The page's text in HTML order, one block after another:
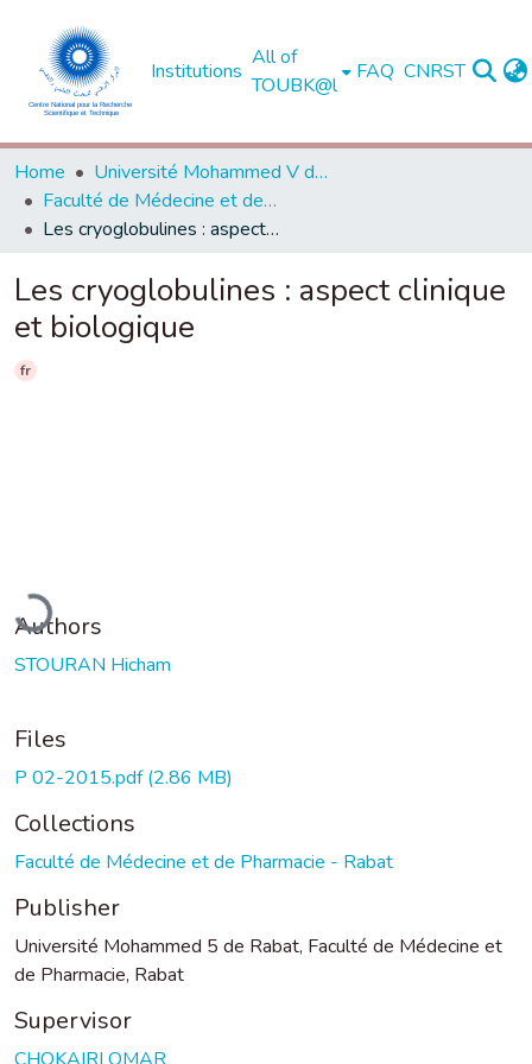
Institutions
All of
TOUBK@l
FAQ CNRST
Home
Université Mohammed V de Rabat
Faculté de Médecine et de Pharmacie - Rabat
Les cryoglobulines : aspect clinique et biologique
Les cryoglobulines : aspect clinique
et biologique
fr
Authors
STOURAN Hicham
Files
P 02-2015.pdf(2.86 MB)
Collections
Faculté de Médecine et de Pharmacie - Rabat
Publisher
Université Mohammed 5 de Rabat, Faculté de Médecine et
de Pharmacie, Rabat
Supervisor